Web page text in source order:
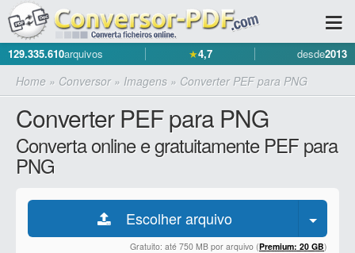
129.335.610arquivos ★4,7 desde2013
Home » Conversor» Imagens » Converter PEF para PNG
Converter PEF para PNG
Converta online e gratuitamente PEF para
PNG
Escolher arquivo
Gratuito: até 750 MB por arquivo (Premium: 20 GB)